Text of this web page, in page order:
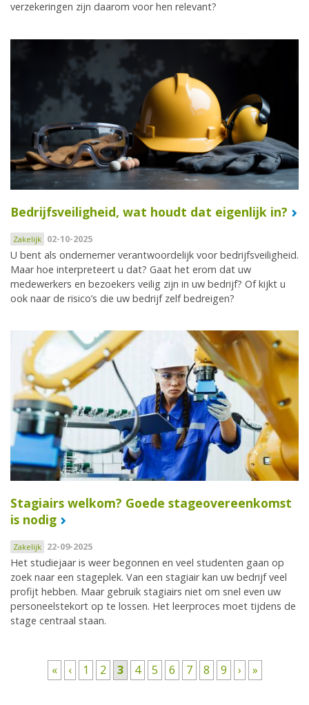
verzekeringen zijn daarom voor hen relevant?
Bedrijfsveiligheid, wat houdt dat eigenlijk in?
Zakelijk 02-10-2025
U bent als ondernemer verantwoordelijk voor bedrijfsveiligheid.
Maar hoe interpreteert u dat? Gaat het erom dat uw
medewerkers en bezoekers veilig zijn in uw bedrijf? Of kijkt u
ook naar de risico’s die uw bedrijf zelf bedreigen?
Stagiairs welkom? Goede stageovereenkomst
is nodig
Zakelijk 22-09-2025
Het studiejaar is weer begonnen en veel studenten gaan op
zoek naar een stageplek. Van een stagiair kan uw bedrijf veel
profijt hebben. Maar gebruik stagiairs niet om snel even uw
personeelstekort op te lossen. Het leerproces moet tijdens de
stage centraal staan.
Pagina's« ‹ 1 2 3 4 5 6 7 8 9 › »